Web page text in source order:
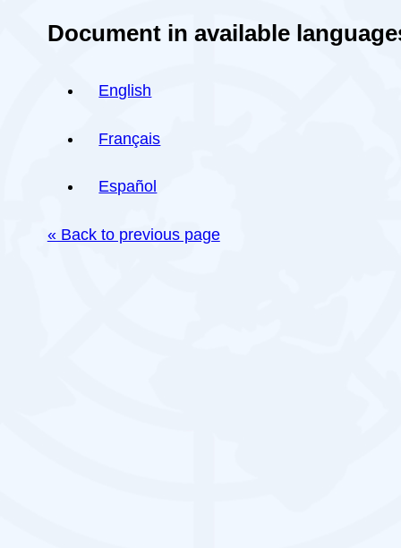
Document in available
English
Français
Español
« Back to previous page